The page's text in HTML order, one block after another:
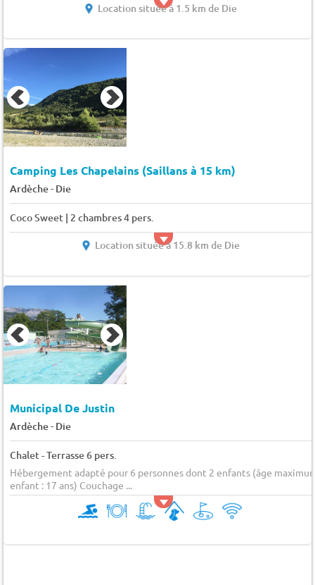
Location située à 1.5 km de Die
Camping Les Chapelains (Saillans à 15 km)
Ardèche- Die
Coco Sweet | 2 chambres 4 pers.
Location située à 15.8 km de Die
Municipal De Justin
Ardèche- Die
Chalet - Terrasse 6 pers.
Hébergement adapté pour 6 personnes dont 2 enfants (âge
enfant : 17 ans) Couchage ...